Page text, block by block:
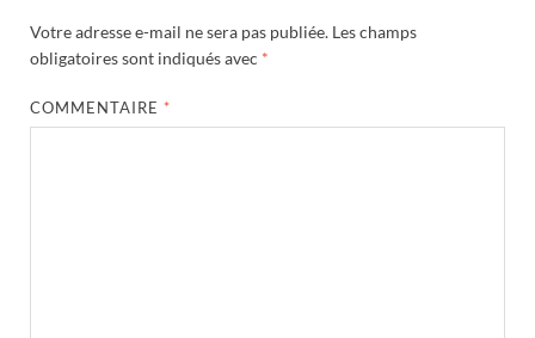
Votre adresse e-mail ne sera pas publiée. Les champs
obligatoires sont indiqués avec *
COMMENTAIRE *